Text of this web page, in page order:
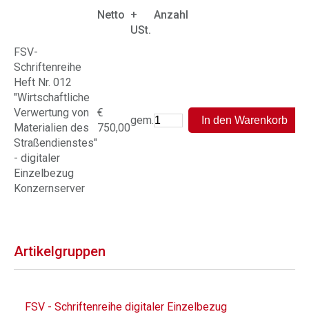
Netto +
USt.
Anzahl
FSV-
Schriftenreihe
Heft Nr. 012
"Wirtschaftliche
Verwertung von
Materialien des
Straßendienstes"
- digitaler
Einzelbezug
Konzernserver
€
750,00
gem.
Artikelgruppen
FSV - Schriftenreihe digitaler Einzelbezug